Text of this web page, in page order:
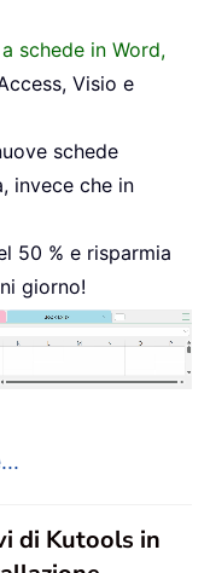
schede in Word,
Visio e
schede
invece che in
50 % e risparmia
giorno!
di Kutools in